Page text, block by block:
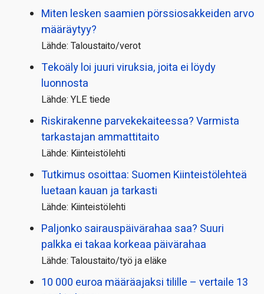
Miten lesken saamien pörssi­osakkeiden arvo
määräytyy?
Lähde: Taloustaito/verot
Tekoäly loi juuri viruksia, joita ei löydy
luonnosta
Lähde: YLE tiede
Riskirakenne parvekekaiteessa? Varmista
tarkastajan ammattitaito
Lähde: Kiinteistölehti
Tutkimus osoittaa: Suomen Kiinteistölehteä
luetaan kauan ja tarkasti
Lähde: Kiinteistölehti
Paljonko sairauspäivä­rahaa saa? Suuri
palkka ei takaa korkeaa päivärahaa
Lähde: Taloustaito/työ ja eläke
10 000 euroa määräajaksi tilille – vertaile 13